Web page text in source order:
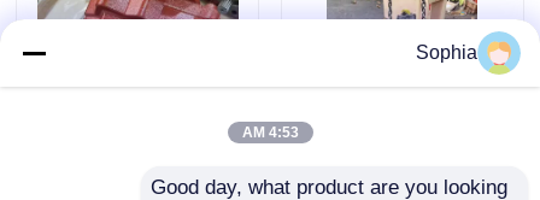
أخبار
الحفارات الغيار
Sophia
4:53 AM
Good day, what product are you looking